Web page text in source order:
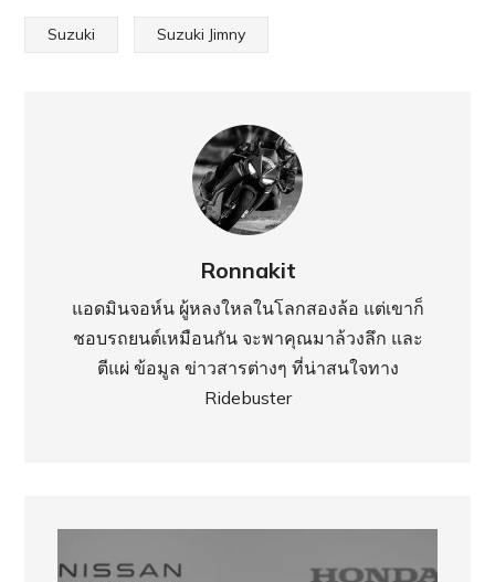
Suzuki Suzuki Jimny
Ronnakit
แอดมินจอห์น ผู้หลงใหลในโลกสองล้อ แต่เขาก็
ชอบรถยนต์เหมือนกัน จะพาคุณมาล้วงลึก และ
ตีแผ่ ข้อมูล ข่าวสารต่างๆ ที่น่าสนใจทาง
Ridebuster